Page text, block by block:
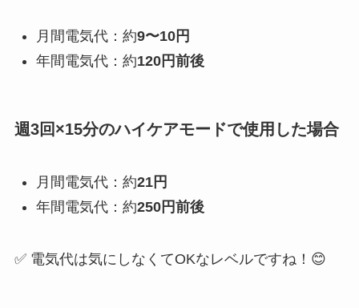
月間電気代：約9〜10円
年間電気代：約120円前後
週3回×15分のハイケアモードで使用した場合
月間電気代：約21円
年間電気代：約250円前後
✅ 電気代は気にしなくてOKなレベルですね！😊